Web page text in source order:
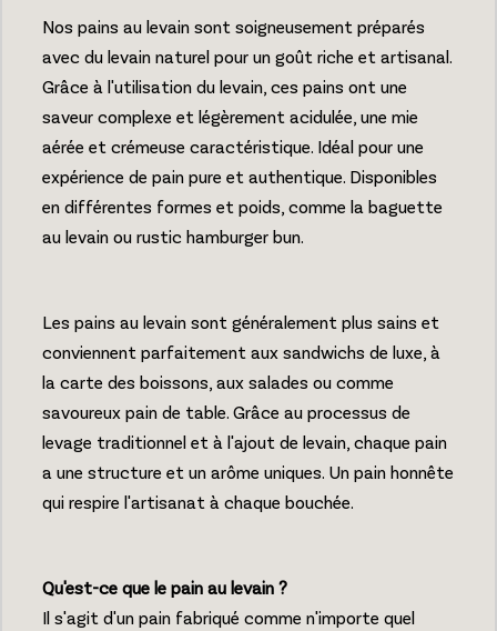
Nos pains au levain sont soigneusement préparés
avec du levain naturel pour un goût riche et artisanal.
Grâce à l'utilisation du levain, ces pains ont une
saveur complexe et légèrement acidulée, une mie
aérée et crémeuse caractéristique. Idéal pour une
expérience de pain pure et authentique. Disponibles
en différentes formes et poids, comme la baguette
au levain ou rustic hamburger bun.
Les pains au levain sont généralement plus sains et
conviennent parfaitement aux sandwichs de luxe, à
la carte des boissons, aux salades ou comme
savoureux pain de table. Grâce au processus de
levage traditionnel et à l'ajout de levain, chaque pain
a une structure et un arôme uniques. Un pain honnête
qui respire l'artisanat à chaque bouchée.
Qu'est-ce que le pain au levain ?
Il s'agit d'un pain fabriqué comme n'importe quel